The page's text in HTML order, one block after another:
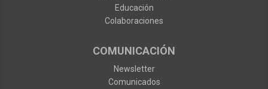
Educación
Colaboraciones
COMUNICACIÓN
Newsletter
Comunicados